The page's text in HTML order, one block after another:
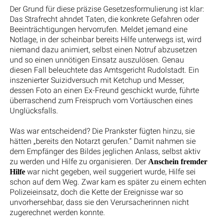
Der Grund für diese präzise Gesetzesformulierung ist klar:
Das Strafrecht ahndet Taten, die konkrete Gefahren oder
Beeinträchtigungen hervorrufen. Meldet jemand eine
Notlage, in der scheinbar bereits Hilfe unterwegs ist, wird
niemand dazu animiert, selbst einen Notruf abzusetzen
und so einen unnötigen Einsatz auszulösen. Genau
diesen Fall beleuchtete das Amtsgericht Rudolstadt. Ein
inszenierter Suizidversuch mit Ketchup und Messer,
dessen Foto an einen Ex-Freund geschickt wurde, führte
überraschend zum Freispruch vom Vortäuschen eines
Unglücksfalls.
Was war entscheidend? Die Prankster fügten hinzu, sie
hätten „bereits den Notarzt gerufen.“ Damit nahmen sie
dem Empfänger des Bildes jeglichen Anlass, selbst aktiv
zu werden und Hilfe zu organisieren. Der Anschein fremder
Hilfe war nicht gegeben, weil suggeriert wurde, Hilfe sei
schon auf dem Weg. Zwar kam es später zu einem echten
Polizeieinsatz, doch die Kette der Ereignisse war so
unvorhersehbar, dass sie den Verursacherinnen nicht
zugerechnet werden konnte.